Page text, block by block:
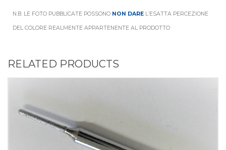
N.B. LE FOTO PUBBLICATE POSSONO NON DARE L’ESATTA PERCEZIONE
DEL COLORE REALMENTE APPARTENENTE AL PRODOTTO
RELATED PRODUCTS